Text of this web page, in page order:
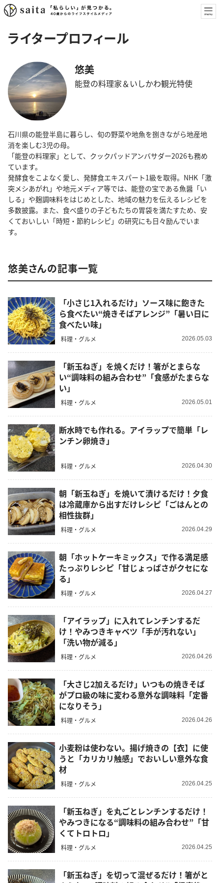
ライタープロフィール
悠美
能登の料理家＆いしかわ観光特使
石川県の能登半島に暮らし、旬の野菜や地魚を捌きながら地産地
消を楽しむ3児の母。
「能登の料理家」として、クックパッドアンバサダー2026も務め
ています。
発酵食をこよなく愛し、発酵食エキスパート1級を取得。NHK「激
突メシあがれ」や地元メディア等では、能登の宝である魚醤「い
しる」や麹調味料をはじめとした、地域の魅力を伝えるレシピを
多数披露。また、食べ盛りの子どもたちの胃袋を満たすため、安
くておいしい「時短・節約レシピ」の研究にも日々励んでいま
す。
悠美さんの記事一覧
「小さじ1入れるだけ」ソース味に飽きた
ら食べたい“焼きそばアレンジ”「暑い日に
食べたい味」
料理・グルメ 2026.05.03
「新玉ねぎ」を焼くだけ！箸がとまらな
い“調味料の組み合わせ”「食感がたまらな
い」
料理・グルメ 2026.05.01
断水時でも作れる。アイラップで簡単「レ
ンチン卵焼き」
料理・グルメ 2026.04.30
朝「新玉ねぎ」を焼いて漬けるだけ！夕食
は冷蔵庫から出すだけレシピ「ごはんとの
相性抜群」
料理・グルメ 2026.04.29
朝「ホットケーキミックス」で作る満足感
たっぷりレシピ「甘じょっぱさがクセにな
る」
料理・グルメ 2026.04.27
「アイラップ」に入れてレンチンするだ
け！やみつきキャベツ「手が汚れない」
「洗い物が減る」
料理・グルメ 2026.04.26
「大さじ2加えるだけ」いつもの焼きそば
がプロ級の味に変わる意外な調味料「定番
になりそう」
料理・グルメ 2026.04.26
小麦粉は使わない。揚げ焼きの【衣】に使
うと「カリカリ触感」でおいしい意外な食
材
料理・グルメ 2026.04.25
「新玉ねぎ」を丸ごとレンチンするだけ！
やみつきになる“調味料の組み合わせ”「甘
くてトロトロ」
料理・グルメ 2026.04.25
「新玉ねぎ」を切って混ぜるだけ！箸がと